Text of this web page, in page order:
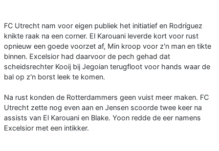
FC Utrecht nam voor eigen publiek het initiatief en Rodríguez
knikte raak na een corner. El Karouani leverde kort voor rust
opnieuw een goede voorzet af, Min kroop voor z'n man en tikte
binnen. Excelsior had daarvoor de pech gehad dat
scheidsrechter Kooij bij Jegoian terugfloot voor hands waar de
bal op z'n borst leek te komen.
Na rust konden de Rotterdammers geen vuist meer maken. FC
Utrecht zette nog even aan en Jensen scoorde twee keer na
assists van El Karouani en Blake. Yoon redde de eer namens
Excelsior met een intikker.